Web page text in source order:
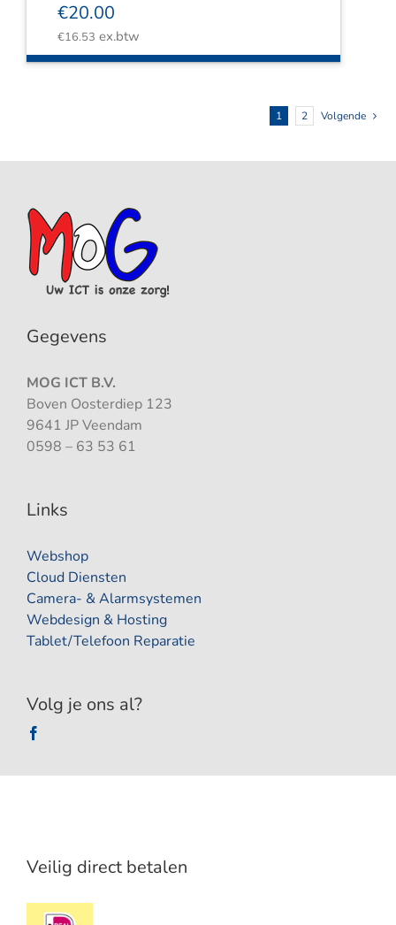
€20.00
€16.53 ex.btw
1 2 Volgende
Gegevens
MOG ICT B.V.
Boven Oosterdiep 123
9641 JP Veendam
0598 – 63 53 61
Links
Webshop
Cloud Diensten
Camera- & Alarmsystemen
Webdesign & Hosting
Tablet/Telefoon Reparatie
Volg je ons al?
Veilig direct betalen